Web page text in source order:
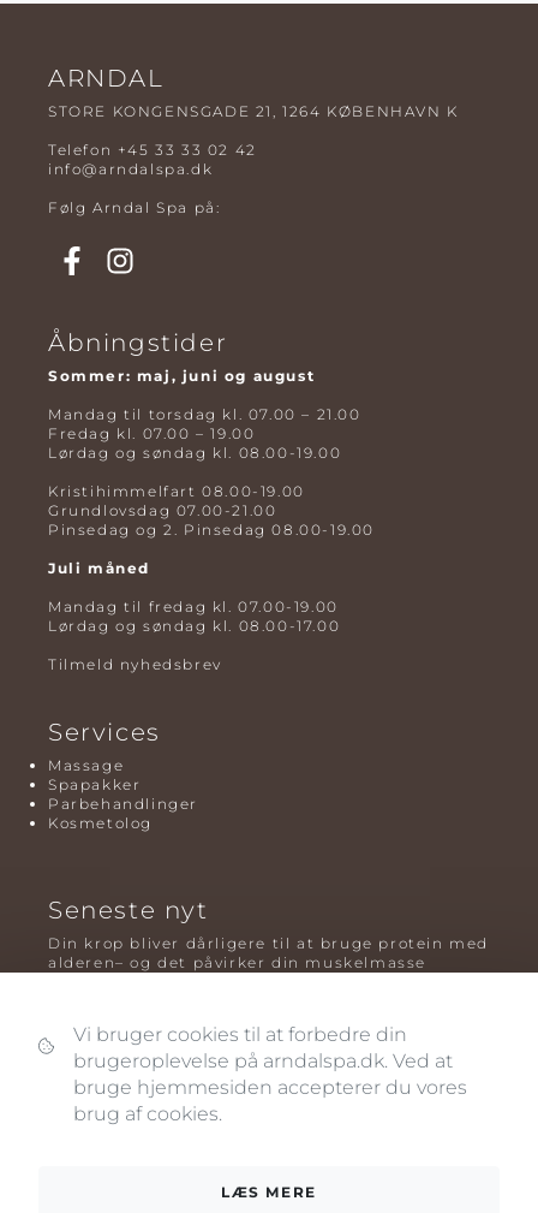
ARNDAL
STORE KONGENSGADE 21, 1264 KØBENHAVN K
Telefon +45 33 33 02 42
info@arndalspa.dk
Følg Arndal Spa på:
Åbningstider
Sommer: maj, juni og august
Mandag til torsdag kl. 07.00 – 21.00
Fredag kl. 07.00 – 19.00
Lørdag og søndag kl. 08.00-19.00
Kristihimmelfart 08.00-19.00
Grundlovsdag 07.00-21.00
Pinsedag og 2. Pinsedag 08.00-19.00
Juli måned
Mandag til fredag kl. 07.00-19.00
Lørdag og søndag kl. 08.00-17.00
Tilmeld nyhedsbrev
Services
Massage
Spapakker
Parbehandlinger
Kosmetolog
Seneste nyt
Din krop bliver dårligere til at bruge protein med
alderen– og det påvirker din muskelmasse
Plyometrisk træning: hvorfor hop kan være noget
af det mest oversete for knogler og power – før
og efter overgangsalderen
Vi bruger cookies til at forbedre din
brugeroplevelse på arndalspa.dk. Ved at
bruge hjemmesiden accepterer du vores
brug af cookies.
LÆS MERE